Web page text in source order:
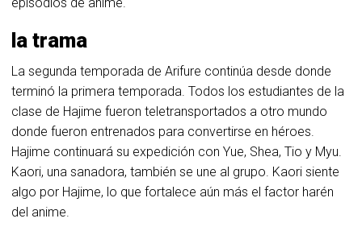
la trama
La segunda temporada de Arifure continúa desde donde
terminó la primera temporada. Todos los estudiantes de la
clase de Hajime fueron teletransportados a otro mundo
donde fueron entrenados para convertirse en héroes.
Hajime continuará su expedición con Yue, Shea, Tio y Myu.
Kaori, una sanadora, también se une al grupo. Kaori siente
algo por Hajime, lo que fortalece aún más el factor harén
del anime.